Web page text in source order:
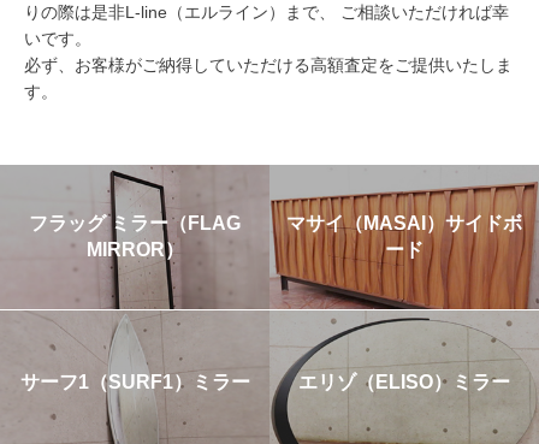
りの際は是非L-line（エルライン）まで、 ご相談いただければ幸
いです。
必ず、お客様がご納得していただける高額査定をご提供いたしま
す。
フラッグ ミラー（FLAG
MIRROR）
マサイ（MASAI）サイドボ
ード
サーフ1（SURF1）ミラー エリゾ（ELISO）ミラー